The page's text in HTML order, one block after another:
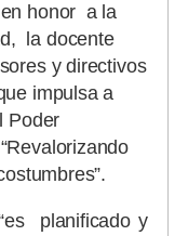
honor a la
la docente
y directivos
impulsa a
Poder
planificado y